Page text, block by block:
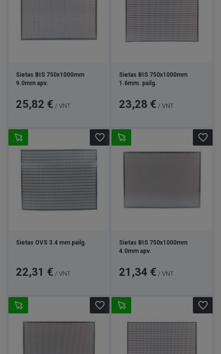
Sietas BIS 750x1000mm
9.0mm apv.
Kaina
25,82 € / VNT
Sietas BIS 750x1000mm
1.6mm. pailg.
Kaina
23,28 € / VNT
Sietas OVS 3.4 mm pailg.
Kaina
22,31 € / VNT
favorite_border
Sietas BIS 750x1000mm
4.0mm apv.
Kaina
21,34 € / VNT
favorite_border
favorite_border favorite_border